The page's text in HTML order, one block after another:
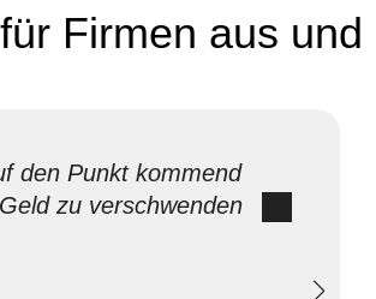
Firmen aus und
den Punkt kommend
zu verschwenden